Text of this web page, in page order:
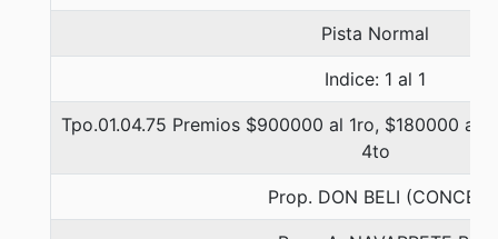
Pista Normal
Indice: 1 al 1
Tpo.01.04.75 Premios $900000 al 1ro, $180000 al
4to
Prop. DON BELI (CONCE)